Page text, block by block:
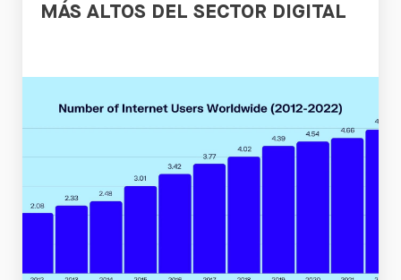
MÁS ALTOS DEL SECTOR DIGITAL